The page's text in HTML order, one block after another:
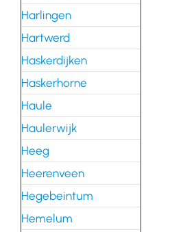
Harlingen
Hartwerd
Haskerdijken
Haskerhorne
Haule
Haulerwijk
Heeg
Heerenveen
Hegebeintum
Hemelum